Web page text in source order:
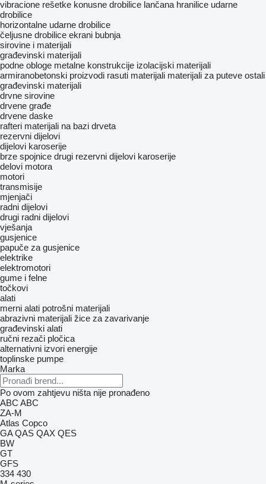
vibracione rešetke konusne drobilice lančana hranilice udarne
drobilice
horizontalne udarne drobilice
čeljusne drobilice ekrani bubnja
sirovine i materijali
građevinski materijali
podne obloge metalne konstrukcije izolacijski materijali
armiranobetonski proizvodi rasuti materijali materijali za puteve ostali
građevinski materijali
drvne sirovine
drvene građe
drvene daske
rafteri materijali na bazi drveta
rezervni dijelovi
dijelovi karoserije
brze spojnice drugi rezervni dijelovi karoserije
delovi motora
motori
transmisije
mjenjači
radni dijelovi
drugi radni dijelovi
vješanja
gusjenice
papuče za gusjenice
elektrike
elektromotori
gume i felne
točkovi
alati
merni alati potrošni materijali
abrazivni materijali žice za zavarivanje
građevinski alati
ručni rezači pločica
alternativni izvori energije
toplinske pumpe
Marka
Po ovom zahtjevu ništa nije pronađeno
ABC ABC
ZA-M
Atlas Copco
GA QAS QAX QES
BW
GT
GFS
334 430